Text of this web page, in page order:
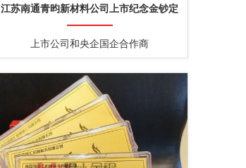
江苏南通青昀新材料公司上市纪念金钞定
制
上市公司和央企国企合作商